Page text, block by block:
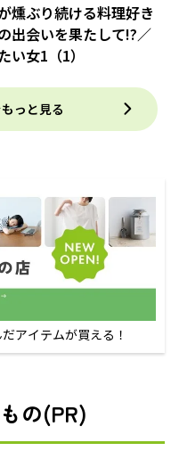
燻ぶり続ける料理好き
出会いを果たして!?／
い女1（1）
っと見る
アイテムが買える！
の(PR)